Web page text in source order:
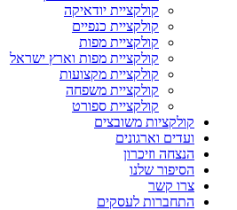
קולקציית יודאיקה
קולקציית כנפיים
קולקציית מפות
קולקציית מפות וארץ ישראל
קולקציית מקצועות
קולקציית משפחה
קולקציית ספורט
קולקציות משובצים
ועדים וארגונים
הנצחה וזיכרון
הסיפור שלנו
צרו קשר
התחברות לעסקים